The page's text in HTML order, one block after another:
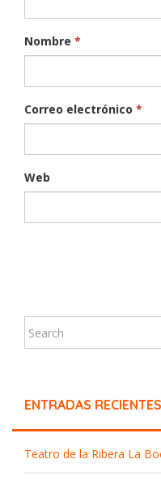
Nombre *
Correo electrónico *
Web
ENTRADAS RECIENTES
Teatro de la Ribera La